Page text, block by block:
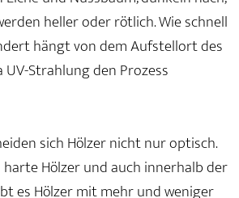
heller oder rötlich. Wie schnell
hängt von dem Aufstellort des
Strahlung den Prozess
sich Hölzer nicht nur optisch.
Hölzer und auch innerhalb der
es Hölzer mit mehr und weniger